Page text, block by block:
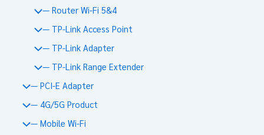
— Router Wi-Fi 5&4
— TP-Link Access Point
— TP-Link Adapter
— TP-Link Range Extender
— PCI-E Adapter
— 4G/5G Product
— Mobile Wi-Fi